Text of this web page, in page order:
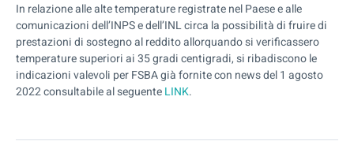
In relazione alle alte temperature registrate nel Paese e alle
comunicazioni dell’INPS e dell’INL circa la possibilità di fruire di
prestazioni di sostegno al reddito allorquando si verificassero
temperature superiori ai 35 gradi centigradi, si ribadiscono le
indicazioni valevoli per FSBA già fornite con news del 1 agosto
2022 consultabile al seguenteLINK.